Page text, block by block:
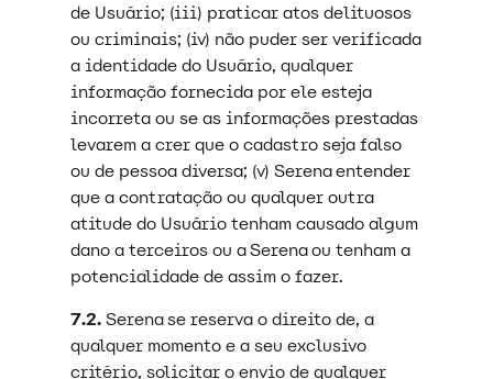
de Usuário; (iii) praticar atos delituosos
ou criminais; (iv) não puder ser verificada
a identidade do Usuário, qualquer
informação fornecida por ele esteja
incorreta ou se as informações prestadas
levarem a crer que o cadastro seja falso
ou de pessoa diversa; (v) Serena entender
que a contratação ou qualquer outra
atitude do Usuário tenham causado algum
dano a terceiros ou a Serena ou tenham a
potencialidade de assim o fazer.
7.2.Serena se reserva o direito de, a
qualquer momento e a seu exclusivo
critério, solicitar o envio de qualquer